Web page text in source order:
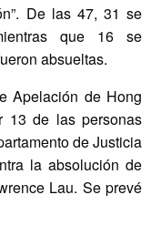
De las 47, 31 se
que 16 se
absueltas.
Apelación de Hong
13 de las personas
de Justicia
la absolución de
Lau. Se prevé